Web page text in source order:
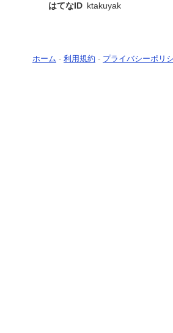
はてなID ktakuyak
ホーム - 利用規約 - プライバシーポリ